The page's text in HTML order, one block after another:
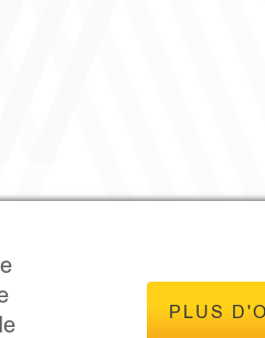
PLUS